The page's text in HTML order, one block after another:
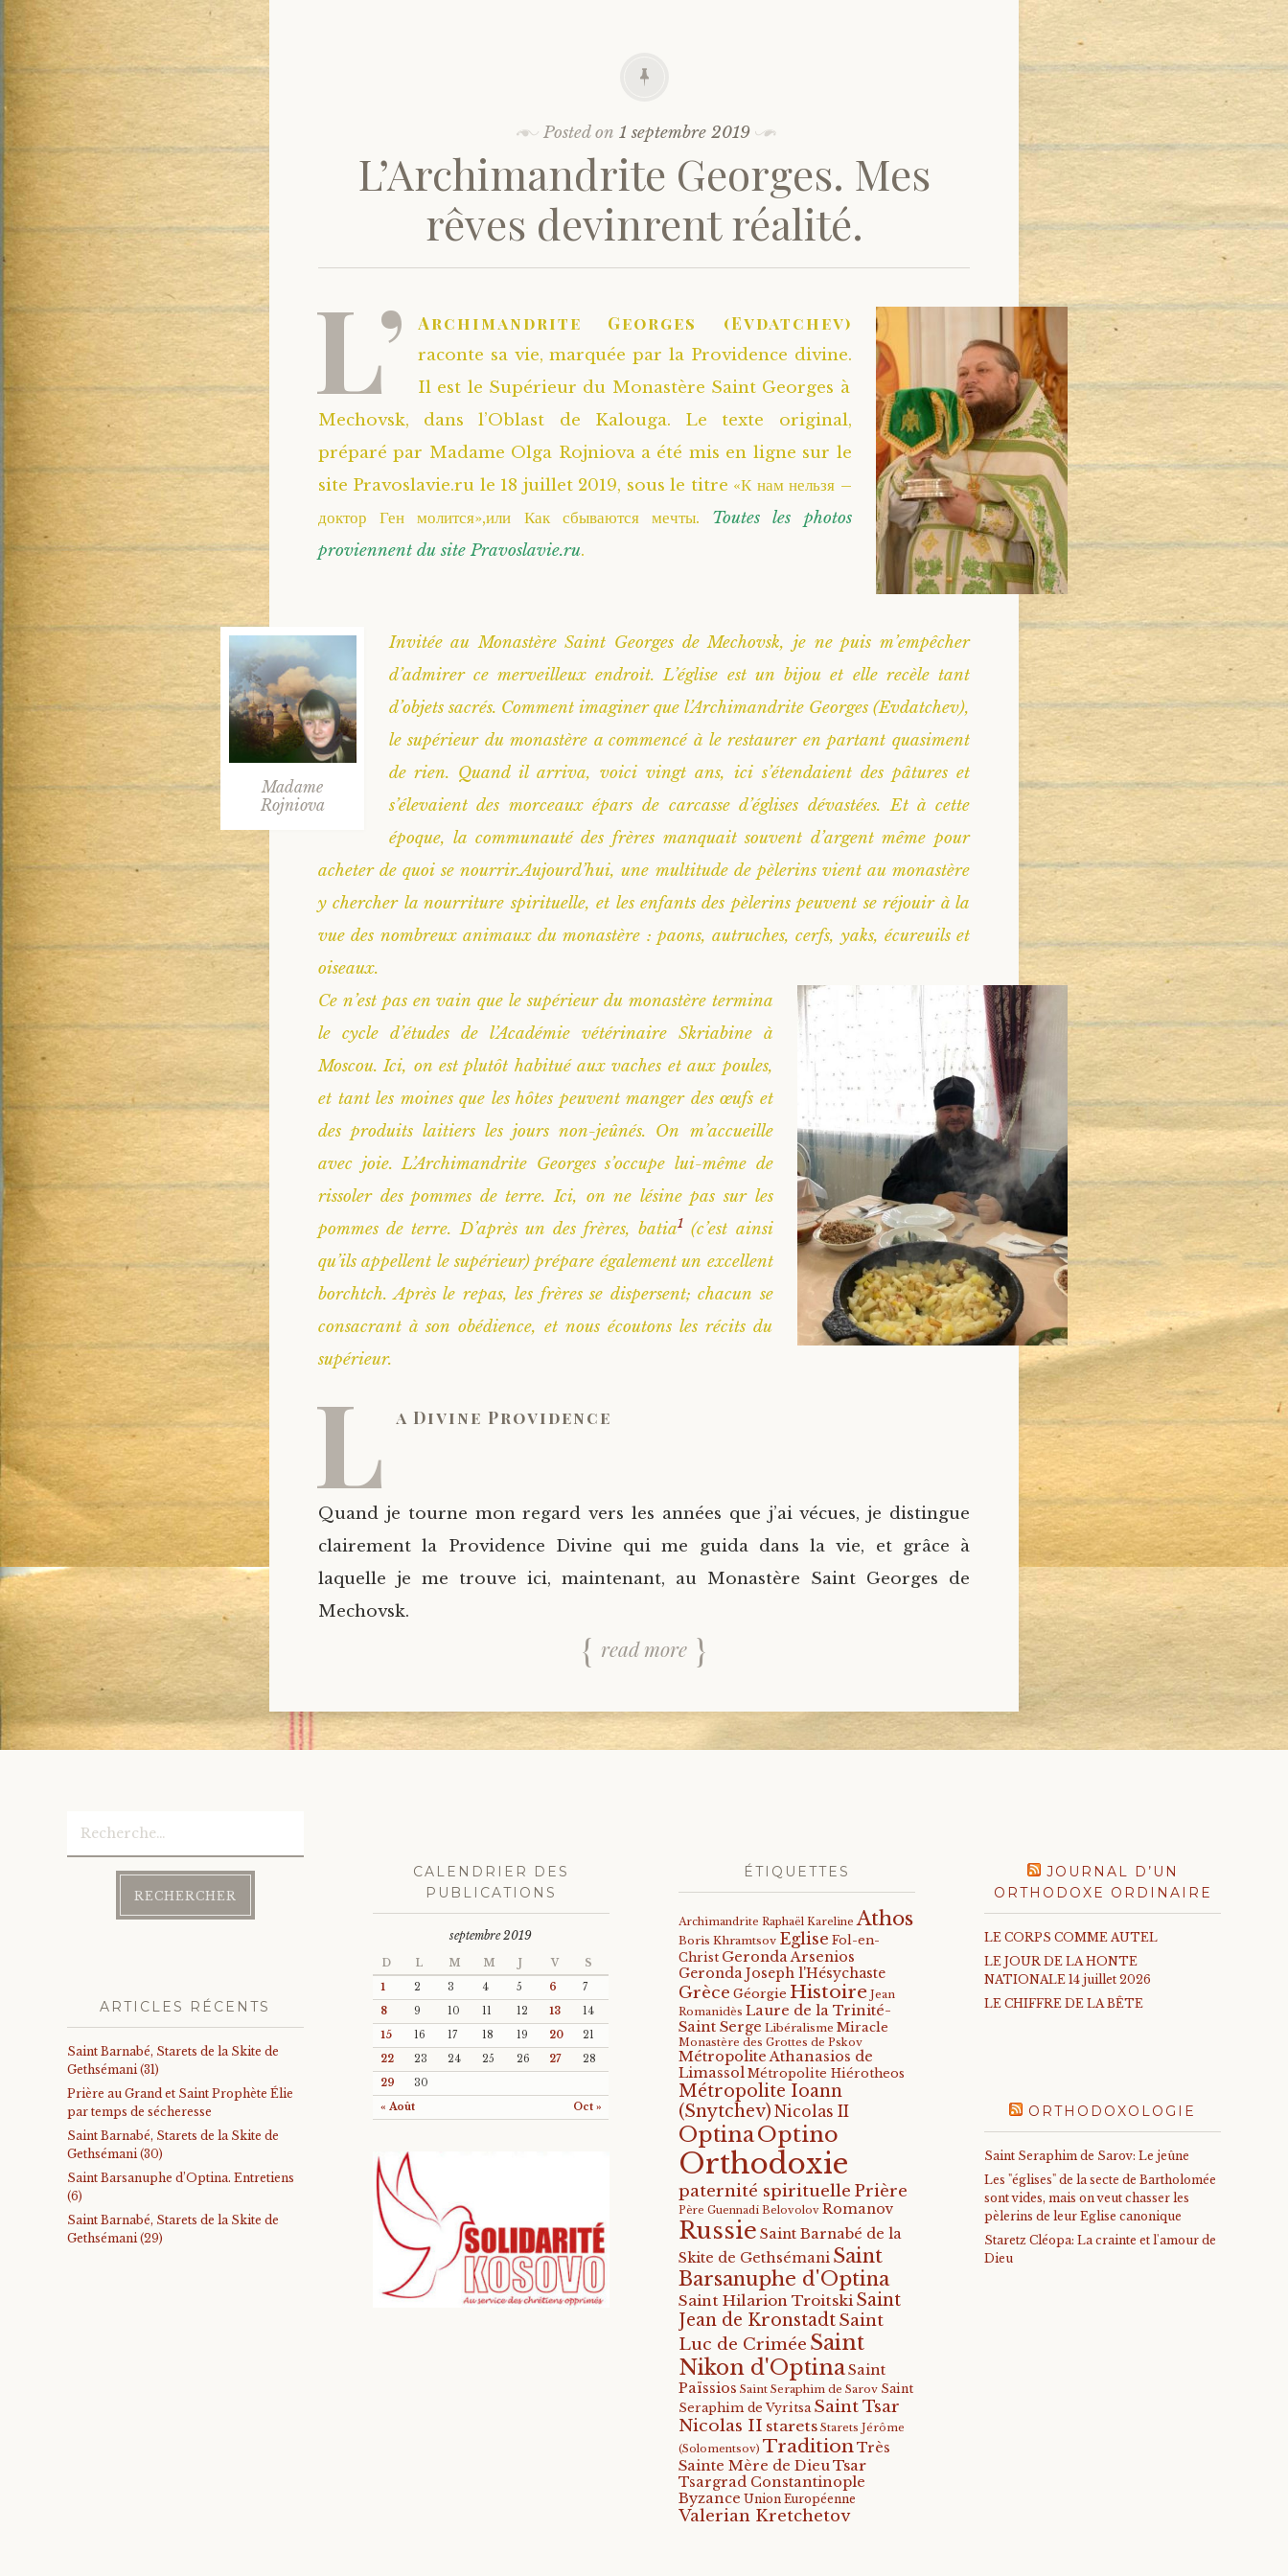
Posted on1 septembre 2019
L’Archimandrite Georges. Mes
rêves devinrent réalité.
L’ Archimandrite Georges (Evdatchev)
raconte sa vie, marquée par la Providence divine.
Il est le Supérieur du Monastère Saint Georges à
Mechovsk, dans l’Oblast de Kalouga. Le texte original,
préparé par Madame Olga Rojniova a été mis en ligne sur le
site Pravoslavie.ru le 18 juillet 2019, sous le titre «К нам нельзя –
доктор Ген молится»,или Как сбываются мечты. Toutes les photos
proviennent du site Pravoslavie.ru.
Madame
Rojniova
Invitée au Monastère Saint Georges de Mechovsk, je ne puis m’empêcher
d’admirer ce merveilleux endroit. L’église est un bijou et elle recèle tant
d’objets sacrés. Comment imaginer que l’Archimandrite Georges (Evdatchev),
le supérieur du monastère a commencé à le restaurer en partant quasiment
de rien. Quand il arriva, voici vingt ans, ici s’étendaient des pâtures et
s’élevaient des morceaux épars de carcasse d’églises dévastées. Et à cette
époque, la communauté des frères manquait souvent d’argent même pour
acheter de quoi se nourrir.Aujourd’hui, une multitude de pèlerins vient au monastère
y chercher la nourriture spirituelle, et les enfants des pèlerins peuvent se réjouir à la
vue des nombreux animaux du monastère : paons, autruches, cerfs, yaks, écureuils et
oiseaux.
Ce n’est pas en vain que le supérieur du monastère termina
le cycle d’études de l’Académie vétérinaire Skriabine à
Moscou. Ici, on est plutôt habitué aux vaches et aux poules,
et tant les moines que les hôtes peuvent manger des œufs et
des produits laitiers les jours non-jeûnés. On m’accueille
avec joie. L’Archimandrite Georges s’occupe lui-même de
rissoler des pommes de terre. Ici, on ne lésine pas sur les
pommes de terre. D’après un des frères, batia1 (c’est ainsi
qu’ils appellent le supérieur) prépare également un excellent
borchtch. Après le repas, les frères se dispersent; chacun se
consacrant à son obédience, et nous écoutons les récits du
supérieur.
L a Divine Providence
Quand je tourne mon regard vers les années que j’ai vécues, je distingue
clairement la Providence Divine qui me guida dans la vie, et grâce à
laquelle je me trouve ici, maintenant, au Monastère Saint Georges de
Mechovsk.
read more
Rechercher :
ARTICLES RÉCENTS
Saint Barnabé, Starets de la Skite de
Gethsémani (31)
Prière au Grand et Saint Prophète Élie
par temps de sécheresse
Saint Barnabé, Starets de la Skite de
Gethsémani (30)
Saint Barsanuphe d’Optina. Entretiens
(6)
Saint Barnabé, Starets de la Skite de
Gethsémani (29)
CALENDRIER DES
PUBLICATIONS
septembre 2019
D L M M J V S
« Août Oct »
1 2 3 4 5 6
7
8
9 10 11 12 13
14
15
16 17 18 19 20
21
22
23 24 25 26 27
28
29
30
ÉTIQUETTES
Archimandrite Raphaël Kareline Athos
Boris Khramtsov Eglise Fol-en-
Christ Geronda Arsenios
Geronda Joseph l'Hésychaste
Grèce Géorgie Histoire Jean
Romanidès Laure de la Trinité-
Saint Serge Libéralisme Miracle
Monastère des Grottes de Pskov
Métropolite Athanasios de
Limassol Métropolite Hiérotheos
Métropolite Ioann
(Snytchev) Nicolas II
OptinaOptino
Orthodoxie
paternité spirituelle Prière
Père Guennadi Belovolov Romanov
Russie Saint Barnabé de la
Skite de Gethsémani Saint
Barsanuphe d'Optina
Saint Hilarion Troitski Saint
Jean de KronstadtSaint
Luc de Crimée Saint
Nikon d'OptinaSaint
Païssios Saint Seraphim de Sarov Saint
Seraphim de Vyritsa Saint Tsar
Nicolas II starets Starets Jérôme
(Solomentsov) Tradition Très
Sainte Mère de Dieu Tsar
Tsargrad Constantinople
Byzance Union Européenne
Valerian Kretchetov
JOURNAL D’UN
ORTHODOXE ORDINAIRE
LE CORPS COMME AUTEL
LE JOUR DE LA HONTE
NATIONALE 14 juillet 2026
LE CHIFFRE DE LA BÊTE
ORTHODOXOLOGIE
Saint Seraphim de Sarov: Le jeûne
Les "églises" de la secte de Bartholomée
sont vides, mais on veut chasser les
pèlerins de leur Eglise canonique
Staretz Cléopa: La crainte et l'amour de
Dieu